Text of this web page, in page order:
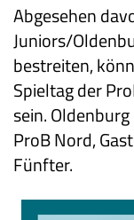
Abgesehen
Juniors/
bestreiten,
Spieltag der
sein.
ProB Nord,
Fünfter.